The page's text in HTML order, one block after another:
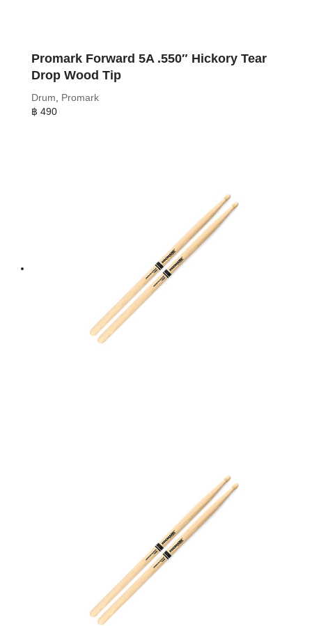
Promark Forward 5A .550″ Hickory Tear
Drop Wood Tip
Drum, Promark
฿ 490